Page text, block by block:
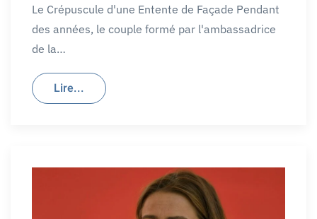
Le Crépuscule d'une Entente de Façade Pendant
des années, le couple formé par l'ambassadrice
de la…
Lire...